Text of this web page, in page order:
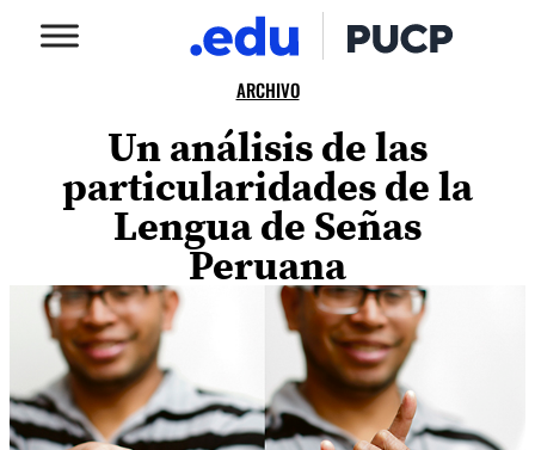
ARCHIVO
Un análisis de las
particularidades de la
Lengua de Señas
Peruana